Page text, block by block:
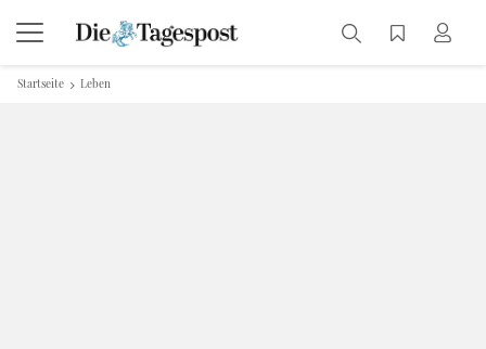
Startseite Leben